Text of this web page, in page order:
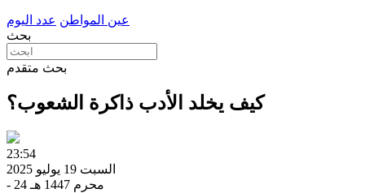
عين المواطن عدد اليوم
بحث
بحث متقدم
كيف يخلد الأدب ذاكرة الشعوب؟
23:54
السبت 19 يوليو 2025
- 24 محرم 1447 هـ